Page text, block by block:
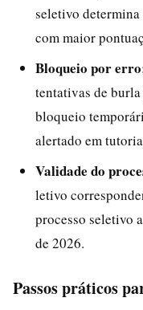
seletivo
com maior
Bloqueio por erro
tentativas de
bloqueio
alertado em
Validade do
letivo
processo seletivo
de 2026.
Passos práticos